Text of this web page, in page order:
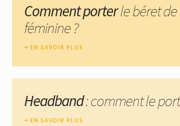
Comment porterle béret
féminine ?
EN SAVOIR PLUS
Headband: comment le
EN SAVOIR PLUS